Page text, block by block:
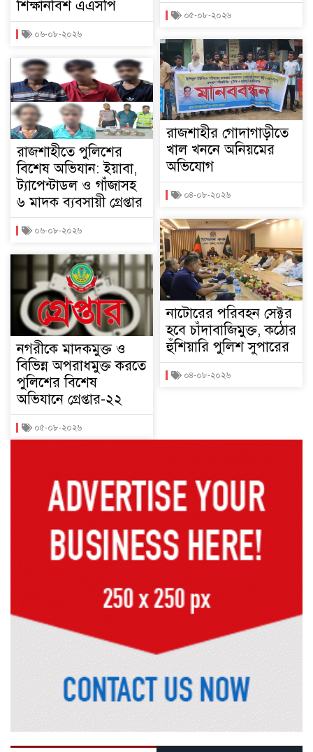
শিক্ষানবিশ এএসপি
০৬-০৮-২০২৬
রাজশাহীতে পুলিশের
বিশেষ অভিযান: ইয়াবা,
ট্যাপেন্টাডল ও গাঁজাসহ
৬ মাদক ব্যবসায়ী গ্রেপ্তার
০৬-০৮-২০২৬
নগরীকে মাদকমুক্ত ও
বিভিন্ন অপরাধমুক্ত করতে
পুলিশের বিশেষ
অভিযানে গ্রেপ্তার-২২
০৫-০৮-২০২৬
০৫-০৮-২০২৬
রাজশাহীর গোদাগাড়ীতে
খাল খননে অনিয়মের
অভিযোগ
০৪-০৮-২০২৬
নাটোরের পরিবহন সেক্টর
হবে চাঁদাবাজিমুক্ত, কঠোর
হুঁশিয়ারি পুলিশ সুপারের
০৪-০৮-২০২৬